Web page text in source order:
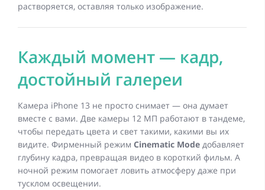
растворяется, оставляя только изображение.
Каждый момент — кадр,
достойный галереи
Камера iPhone 13 не просто снимает — она думает
вместе с вами. Две камеры 12 МП работают в тандеме,
чтобы передать цвета и свет такими, какими вы их
видите. Фирменный режим Cinematic Mode добавляет
глубину кадра, превращая видео в короткий фильм. А
ночной режим помогает ловить атмосферу даже при
тусклом освещении.